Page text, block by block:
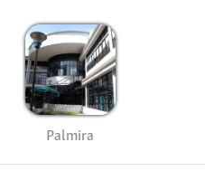
Palmira